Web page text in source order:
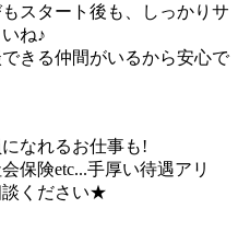
スタート後も、しっかりサ
ね♪
きる仲間がいるから安心で
なれるお仕事も!
保険etc...手厚い待遇アリ
談ください★